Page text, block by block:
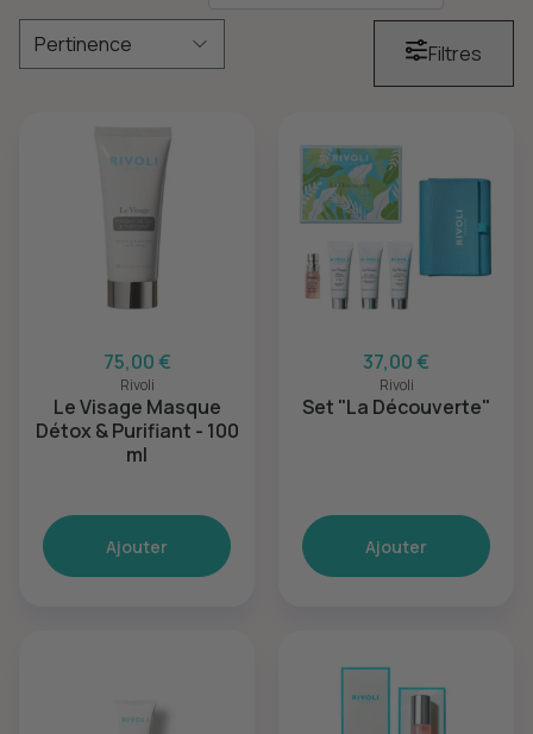
Filtres
75,00 €
Rivoli
Le Visage Masque
Détox & Purifiant - 100
ml
Ajouter
37,00 €
Rivoli
Set "La Découverte"
Ajouter